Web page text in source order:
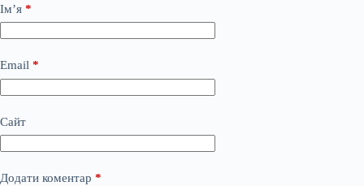
Ім’я *
Email *
Сайт
Додати коментар *